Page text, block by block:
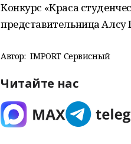
Конкурс «Краса
представительница
Автор: IMPORT Сервисный
Читайте нас